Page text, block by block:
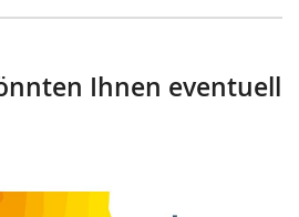
Ihnen eventuell